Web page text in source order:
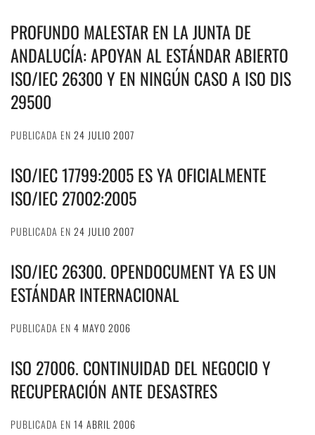
PROFUNDO MALESTAR EN LA JUNTA DE
ANDALUCÍA: APOYAN AL ESTÁNDAR ABIERTO
ISO/IEC 26300 Y EN NINGÚN CASO A ISO DIS
29500
PUBLICADA EN 24 JULIO 2007
ISO/IEC 17799:2005 ES YA OFICIALMENTE
ISO/IEC 27002:2005
PUBLICADA EN 24 JULIO 2007
ISO/IEC 26300. OPENDOCUMENT YA ES UN
ESTÁNDAR INTERNACIONAL
PUBLICADA EN 4 MAYO 2006
ISO 27006. CONTINUIDAD DEL NEGOCIO Y
RECUPERACIÓN ANTE DESASTRES
PUBLICADA EN 14 ABRIL 2006